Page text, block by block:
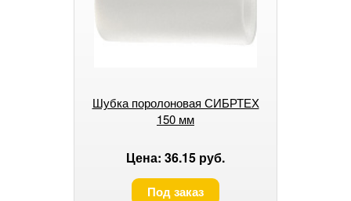
Шубка поролоновая СИБРТЕХ
150 мм
Цена: 36.15 руб.
Под заказ